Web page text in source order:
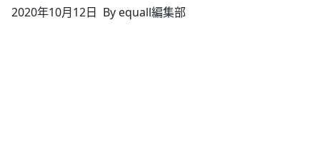
2020年10月12日 By equall編集部